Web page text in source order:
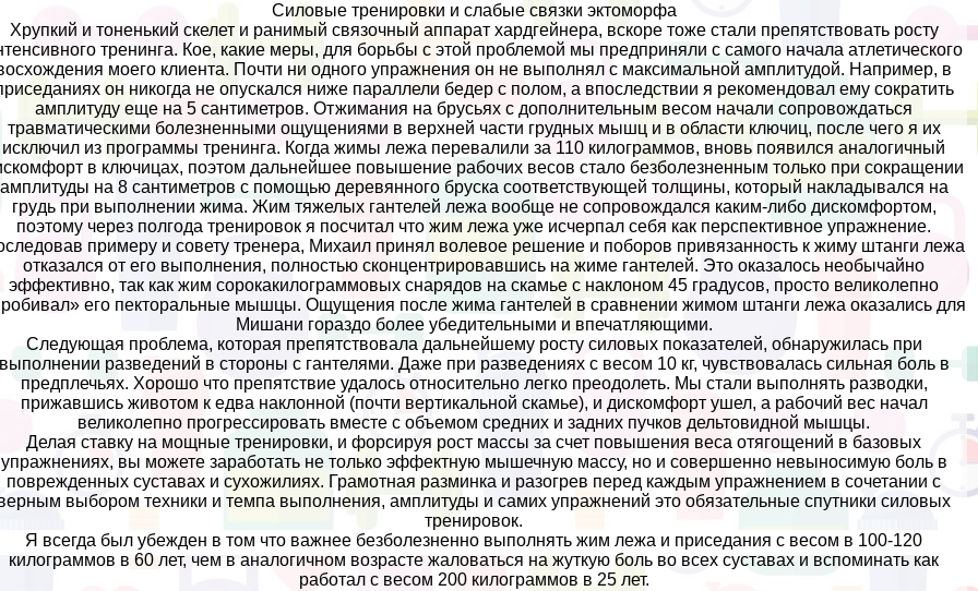
Силовые тренировки и слабые связки эктоморфа
Хрупкий и тоненький скелет и ранимый связочный аппарат хардгeйнера, вскоре тоже стали препятствовать росту
тренинга. Кое, какие меры, для борьбы с этой проблемой мы предприняли с самого начала атлетического
моего клиента. Почти ни одного упражнения он не выполнял с максимальной амплитудой. Например, в
он никогда не опускался ниже параллели бедер с полом, а впоследствии я рекомендовал ему сократить
амплитуду еще на 5 сантиметров. Отжимания на брусьях с дополнительным весом начали сопровождаться
травматическими болезненными ощущениями в верхней части грудных мышц и в области ключиц, после чего я их
исключил из программы тренинга. Когда жимы лежа перевалили за 110 килограммов, вновь появился аналогичный
в ключицах, поэтом дальнейшее повышение рабочих весов стало безболезненным только при сокращении
амплитуды на 8 сантиметров с помощью деревянного бруска соответствующей толщины, который накладывался на
гpyдь при выполнении жима. Жим тяжелых гантелей лежа вообще не сопровождался каким-либо дискомфортом,
поэтому через полгода тренировок я посчитал что жим лежа уже исчерпал себя как перспективное упражнение.
примеру и совету тренера, Михаил принял волевое решение и поборов привязанность к жиму штанги лежа
отказался от его выполнения, полностью сконцентрировавшись на жиме гантелей. Это оказалось необычайно
эффективно, так как жим сорокакилограммовых снарядов на скамье с наклоном 45 градусов, просто великолепно
его пектopaльные мышцы. Ощущения после жима гантелей в сравнении жимом штанги лежа оказались для
Мишани гораздо более убедительными и впечатляющими.
Следующая проблема, которая препятствовала дальнейшему росту силовых показателей, обнаружилась при
разведений в стороны с гантелями. Даже при разведениях с весом 10 кг, чувствовалась сильная боль в
предплечьях. Хорошо что препятствие удалось относительно легко преодолеть. Мы стали выполнять разводки,
прижавшись животом к едва наклонной (почти вертикальной скамье), и дискомфорт ушел, а рабочий вес начал
великолепно прогрессировать вместе с объемом средних и задних пучков дельтовидной мышцы.
Делая ставку на мощные тренировки, и форсируя рост массы за счет повышения веса отягощений в базовых
упражнениях, вы можете заработать не только эффектную мышечную массу, но и совершенно невыносимую боль в
поврежденных суставах и сухожилиях. Грамотная разминка и разогрев перед каждым упражнением в сочетании с
выбором техники и темпа выполнения, амплитуды и самих упражнений это обязательные спутники силовых
тренировок.
Я всегда был убежден в том что важнее безболезненно выполнять жим лежа и приседания с весом в 100-120
килограммов в 60 лет, чем в аналогичном возрасте жаловаться на жуткую боль во всех суставах и вспоминать как
работал с весом 200 килограммов в 25 лет.